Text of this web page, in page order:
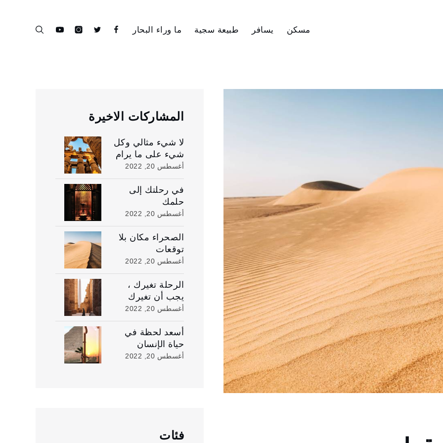
مسكن يسافر طبيعة سجية ما وراء البحار
facebook
twitter
instagram
youtube
المشاركات الاخيرة
لا شيء مثالي وكل
شيء على ما يرام
أغسطس 20, 2022
في رحلتك إلى
حلمك
أغسطس 20, 2022
الصحراء مكان بلا
توقعات
أغسطس 20, 2022
الرحلة تغيرك ،
يجب أن تغيرك
أغسطس 20, 2022
أسعد لحظة في
حياة الإنسان
أغسطس 20, 2022
فئات